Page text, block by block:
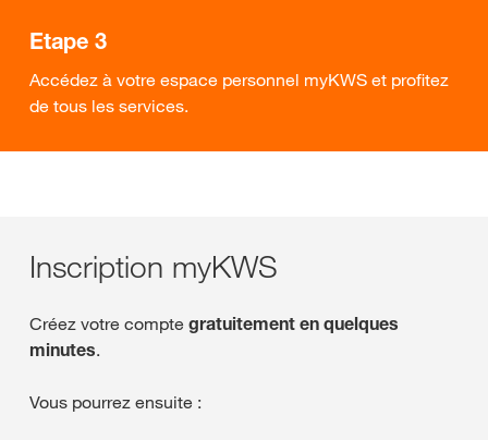
Etape 3
Accédez à votre espace personnel myKWS et profitez
de tous les services.
Inscription myKWS
Créez votre compte gratuitement en quelques
minutes.
Vous pourrez ensuite :